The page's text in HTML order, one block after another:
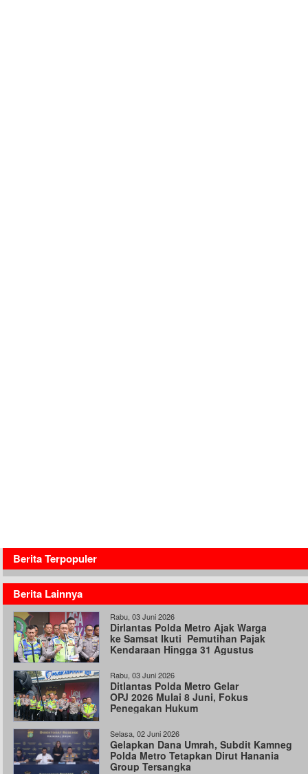
Berita Terpopuler
Berita Lainnya
Rabu, 03 Juni 2026
Dirlantas Polda Metro Ajak Warga
ke Samsat Ikuti Pemutihan Pajak
Kendaraan Hingga 31 Agustus
Rabu, 03 Juni 2026
Ditlantas Polda Metro Gelar
OPJ 2026 Mulai 8 Juni, Fokus
Penegakan Hukum
Selasa, 02 Juni 2026
Gelapkan Dana Umrah, Subdit Kamneg
Polda Metro Tetapkan Dirut Hanania
Group Tersangka